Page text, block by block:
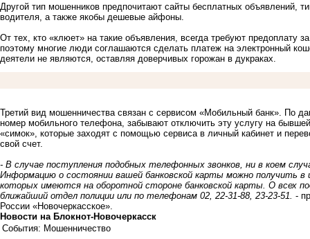
Другой тип мошенников предпочитают сайты бесплатных объявлений,
водителя, а также якобы дешевые айфоны.
От тех, кто «клюет» на такие объявления, всегда требуют предоплату
поэтому многие люди соглашаются сделать платеж на электронный
деятели не являются, оставляя доверчивых горожан в дукраках.
Третий вид мошенничества связан с сервисом «Мобильный банк». По
номер мобильного телефона, забывают отключить эту услугу на
«симок», которые заходят с помощью сервиса в личный кабинет и
свой счет.
- В случае поступления подобных телефонных звонков, ни в коем
Информацию о состоянии вашей банковской карты можно получить
которых имеются на оборотной стороне банковской карты. О всех
ближайший отдел полиции или по телефонам 02, 22-31-88, 23-23-51. -
России «Новочеркасское».
Новости на Блoкнoт-Новочеркасск
События: Мошенничество